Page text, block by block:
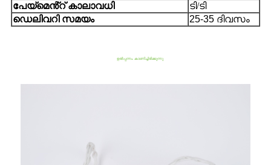
പേയ്മെൻ്റ് കാലാവധി
ടി/ടി
ഡെലിവറി സമയം
25-35 ദിവസം
ഉൽപ്പന്നം കാണിച്ചിരിക്കുന്നു